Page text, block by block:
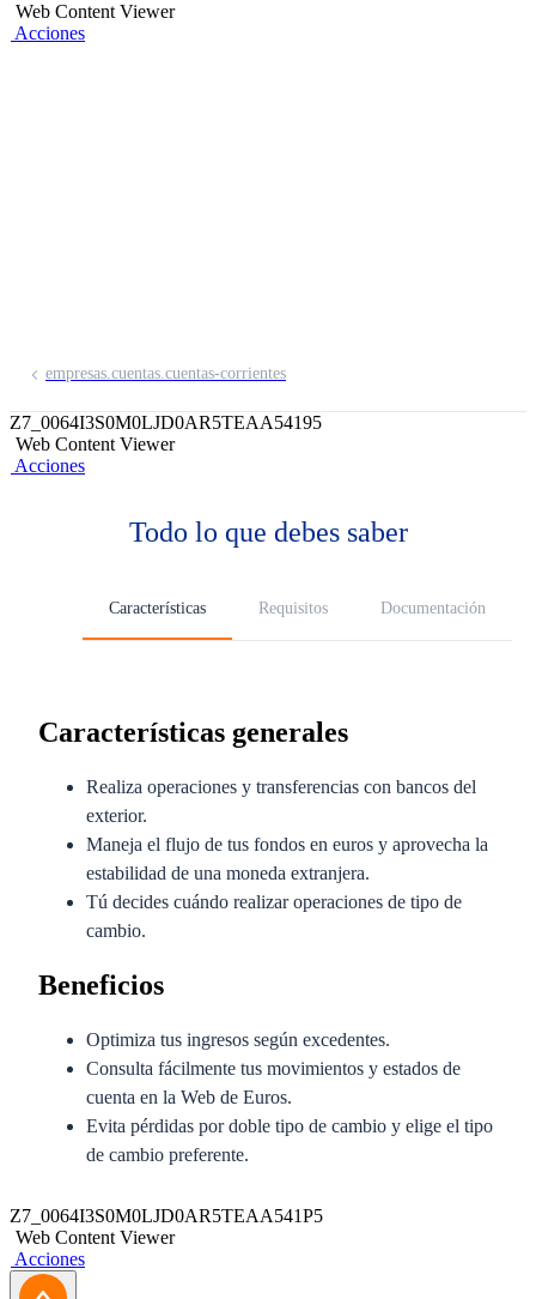
Web Content Viewer
Acciones
empresas.cuentas.cuentas-corrientes
Z7_0064I3S0M0LJD0AR5TEAA54195
Web Content Viewer
Acciones
Todo lo que debes saber
Características Requisitos Documentación
Características generales
Realiza operaciones y transferencias con bancos del
exterior.
Maneja el flujo de tus fondos en euros y aprovecha la
estabilidad de una moneda extranjera.
Tú decides cuándo realizar operaciones de tipo de
cambio.
Beneficios
Optimiza tus ingresos según excedentes.
Consulta fácilmente tus movimientos y estados de
cuenta en la Web de Euros.
Evita pérdidas por doble tipo de cambio y elige el tipo
de cambio preferente.
Requisitos
Z7_0064I3S0M0LJD0AR5TEAA541P5
Web Content Viewer
Acciones